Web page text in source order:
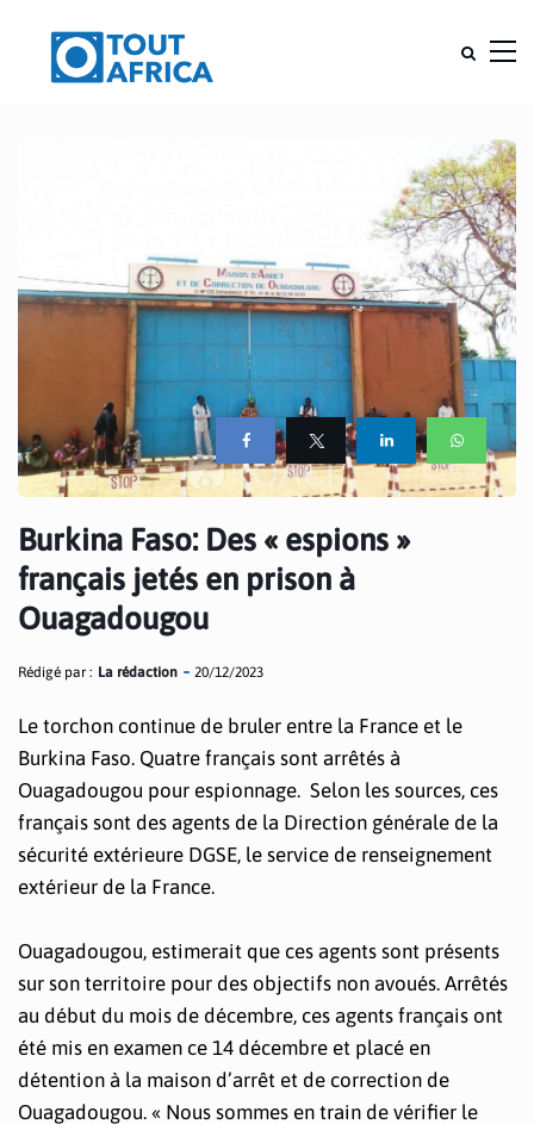
Burkina Faso: Des « espions »
français jetés en prison à
Ouagadougou
Rédigé par : La rédaction 20/12/2023
Le torchon continue de bruler entre la France et le
Burkina Faso. Quatre français sont arrêtés à
Ouagadougou pour espionnage. Selon les sources, ces
français sont des agents de la Direction générale de la
sécurité extérieure DGSE, le service de renseignement
extérieur de la France.
Ouagadougou, estimerait que ces agents sont présents
sur son territoire pour des objectifs non avoués. Arrêtés
au début du mois de décembre, ces agents français ont
été mis en examen ce 14 décembre et placé en
détention à la maison d’arrêt et de correction de
Ouagadougou. « Nous sommes en train de vérifier le